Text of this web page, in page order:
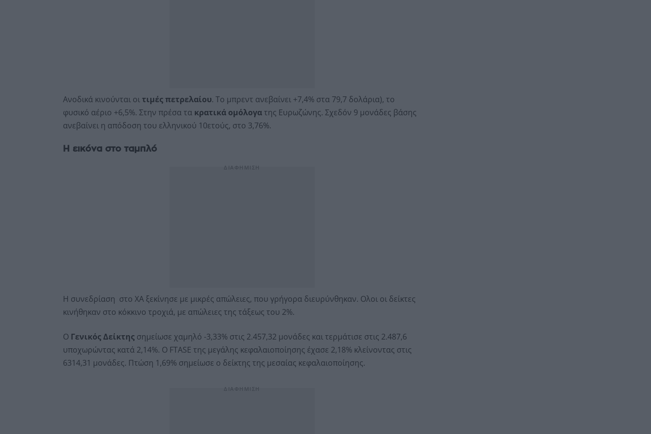
Ανοδικά κινούνται οιτιμές πετρελαίου. Το μπρεντ ανεβαίνει +7,4% στα 79,7 δολάρια), το
φυσικό αέριο +6,5%. Στην πρέσα τα κρατικά ομόλογατης Ευρωζώνης. Σχεδόν 9 μονάδες βάσης
ανεβαίνει η απόδοση του ελληνικού 10ετούς, στο 3,76%.
Η εικόνα στο ταμπλό
Η συνεδρίαση στο ΧΑ ξεκίνησε με μικρές απώλειες, που γρήγορα διευρύνθηκαν. Ολοι οι δείκτες
κινήθηκαν στο κόκκινο τροχιά, με απώλειες της τάξεως του 2%.
Ο Γενικός Δείκτης σημείωσε χαμηλό -3,33% στις 2.457,32 μονάδες και τερμάτισε στις 2.487,6
υποχωρώντας κατά 2,14%. Ο FTASE της μεγάλης κεφαλαιοποίησης έχασε 2,18% κλείνοντας στις
6314,31 μονάδες. Πτώση 1,69% σημείωσε ο δείκτης της μεσαίας κεφαλαιοποίησης.